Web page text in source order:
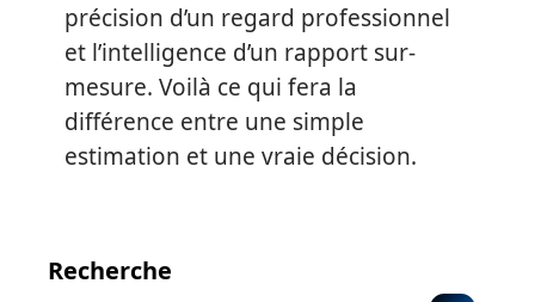
précision d’un regard professionnel
et l’intelligence d’un rapport sur-
mesure. Voilà ce qui fera la
différence entre une simple
estimation et une vraie décision.
Recherche